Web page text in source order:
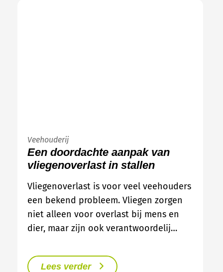
Veehouderij
Een doordachte aanpak van
vliegenoverlast in stallen
Vliegenoverlast is voor veel veehouders
een bekend probleem. Vliegen zorgen
niet alleen voor overlast bij mens en
dier, maar zijn ook verantwoordelij…
Lees verder